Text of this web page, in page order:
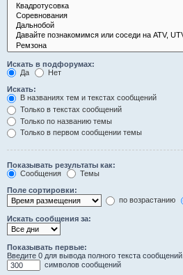
Искать в подфорумах:
Да
Нет
Искать:
В названиях тем и текстах сообщений
Только в текстах сообщений
Только по названию темы
Только в первом сообщении темы
Показывать результаты как:
Сообщения
Темы
Поле сортировки:
по возрастанию
Искать сообщения за:
Показывать первые:
Введите 0 для вывода полного текста сообщений.
символов сообщений